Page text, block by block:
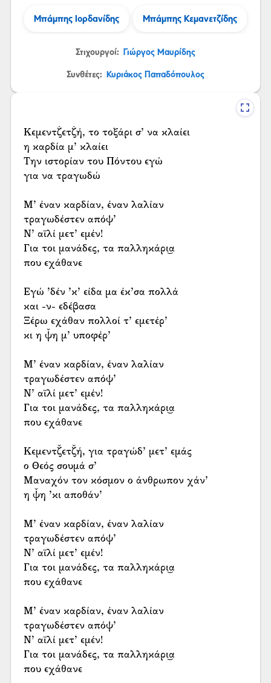
Μπάμπης Ιορδανίδης Μπάμπης Κεμανετζίδης
Στιχουργοί: Γιώργος Μαυρίδης
Συνθέτες: Κυριάκος Παπαδόπουλος
Κεμεντζ̌ετζ̌ή, το τοξάρι σ’ να κλαίει
η καρδία μ’ κλαίει
Την ιστορίαν του Πόντου εγώ
για να τραγωδώ
Μ’ έναν καρδίαν, έναν λαλίαν
τραγωδέστεν απόψ’
Ν’ αϊλί μετ’ εμέν!
Για τοι μανάδες, τα παλληκάρι͜α
που εχάθανε
Εγώ ’δέν ’κ’ είδα μα έκ’σα πολλά
και -ν- εδέβασα
Ξέρω εχάθαν πολλοί τ’ εμετέρ’
κι η ψ̌η μ’ υποφέρ’
Μ’ έναν καρδίαν, έναν λαλίαν
τραγωδέστεν απόψ’
Ν’ αϊλί μετ’ εμέν!
Για τοι μανάδες, τα παλληκάρι͜α
που εχάθανε
Κεμεντζ̌ετζ̌ή, για τραγώδ’ μετ’ εμάς
ο Θεός σουμά σ’
Μαναχόν τον κόσμον ο άνθρωπον χάν’
η ψ̌η ’κι αποθάν’
Μ’ έναν καρδίαν, έναν λαλίαν
τραγωδέστεν απόψ’
Ν’ αϊλί μετ’ εμέν!
Για τοι μανάδες, τα παλληκάρι͜α
που εχάθανε
Μ’ έναν καρδίαν, έναν λαλίαν
τραγωδέστεν απόψ’
Ν’ αϊλί μετ’ εμέν!
Για τοι μανάδες, τα παλληκάρι͜α
που εχάθανε